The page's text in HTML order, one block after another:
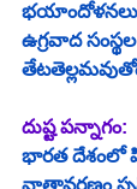
భయాందోళనలు
ఉగ్రవాద
దుష్ట పన్నాగం:
భారత దేశంలో